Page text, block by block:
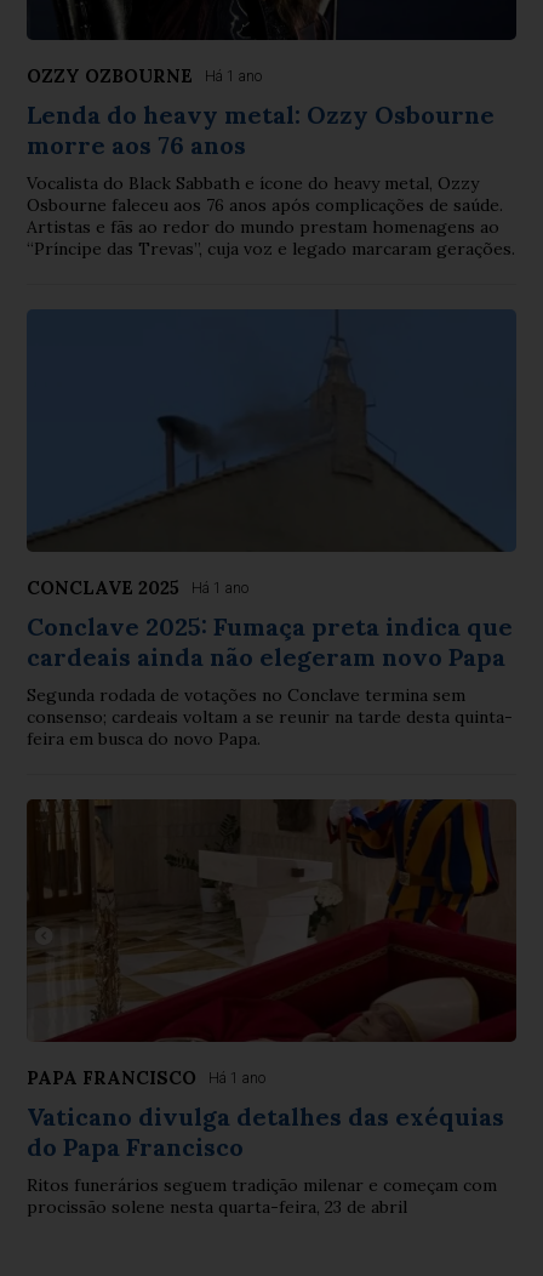
OZZY OZBOURNE Há 1 ano
Lenda do heavy metal: Ozzy Osbourne
morre aos 76 anos
Vocalista do Black Sabbath e ícone do heavy metal, Ozzy
Osbourne faleceu aos 76 anos após complicações de saúde.
Artistas e fãs ao redor do mundo prestam homenagens ao
“Príncipe das Trevas”, cuja voz e legado marcaram gerações.
CONCLAVE 2025 Há 1 ano
Conclave 2025: Fumaça preta indica que
cardeais ainda não elegeram novo Papa
Segunda rodada de votações no Conclave termina sem
consenso; cardeais voltam a se reunir na tarde desta quinta-
feira em busca do novo Papa.
PAPA FRANCISCO Há 1 ano
Vaticano divulga detalhes das exéquias
do Papa Francisco
Ritos funerários seguem tradição milenar e começam com
procissão solene nesta quarta-feira, 23 de abril